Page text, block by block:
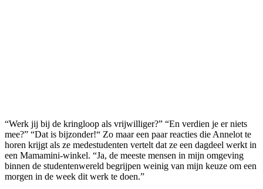
“Werk jij bij de kringloop als vrijwilliger?” “En verdien je er niets
mee?” “Dat is bijzonder!“ Zo maar een paar reacties die Annelot te
horen krijgt als ze medestudenten vertelt dat ze een dagdeel werkt in
een Mamamini-winkel. “Ja, de meeste mensen in mijn omgeving
binnen de studentenwereld begrijpen weinig van mijn keuze om een
morgen in de week dit werk te doen.”